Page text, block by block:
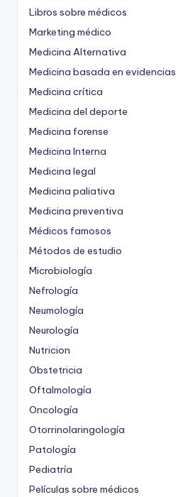
Libros sobre médicos
Marketing médico
Medicina Alternativa
Medicina basada en evidencias
Medicina crítica
Medicina del deporte
Medicina forense
Medicina Interna
Medicina legal
Medicina paliativa
Medicina preventiva
Médicos famosos
Métodos de estudio
Microbiología
Nefrología
Neumología
Neurología
Nutricion
Obstetricia
Oftalmología
Oncología
Otorrinolaringología
Patología
Pediatría
Películas sobre médicos